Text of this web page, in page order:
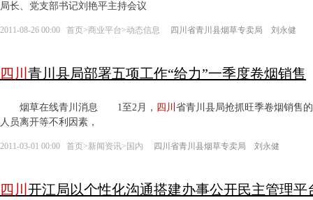
局长、党支部书记刘艳平主持会议
2011-08-26 00:00 首页>商业平台>动态信息 四川省青川县烟草专卖局 刘永健
四川 青川县局部署五项工作“给力”一季度卷烟销售
烟草在线青川消息 1至2月， 四川 省青川县局抢抓旺季卷烟销售
人员离开等不利因素，
2011-03-01 00:00 首页>新闻资讯> 国内 四川省青川县烟草专卖局 刘永健
四川 开江局以个性化沟通搭建办事公开民主管理平